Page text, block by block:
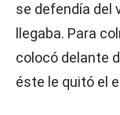
se defendía del
llegaba. Para
colocó delante
éste le quitó el